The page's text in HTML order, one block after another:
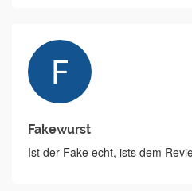
Fakewurst
Ist der Fake echt, ists dem